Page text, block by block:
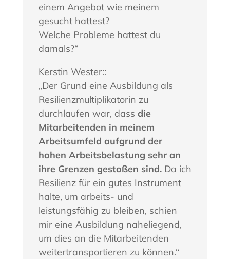
einem Angebot wie meinem
gesucht hattest?
Welche Probleme hattest du
damals?“
Kerstin Wester::
„Der Grund eine Ausbildung als
Resilienzmultiplikatorin zu
durchlaufen war, dass die
Mitarbeitenden in meinem
Arbeitsumfeld aufgrund der
hohen Arbeitsbelastung sehr an
ihre Grenzen gestoßen sind.Da ich
Resilienz für ein gutes Instrument
halte, um arbeits- und
leistungsfähig zu bleiben, schien
mir eine Ausbildung naheliegend,
um dies an die Mitarbeitenden
weitertransportieren zu können.“